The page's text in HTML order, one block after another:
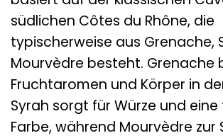
südlichen Côtes du Rhône, die
typischerweise aus Grenache,
Mourvèdre besteht. Grenache
Fruchtaromen und Körper in
Syrah sorgt für Würze und
Farbe, während Mourvèdre zur